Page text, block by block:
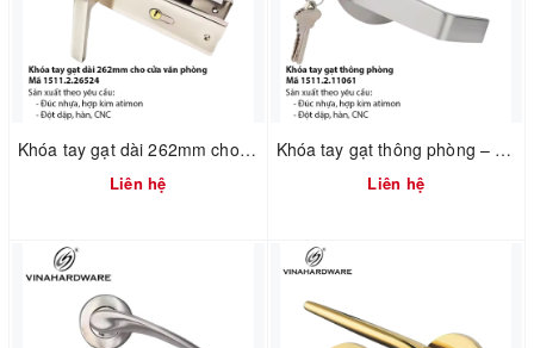
Khóa tay gạt dài 262mm cho cửa văn phòng – Mã 1511.2.26524
Liên hệ
Khóa tay gạt thông phòng – Mã 1511.2.11061 | Vinahardware
Liên hệ